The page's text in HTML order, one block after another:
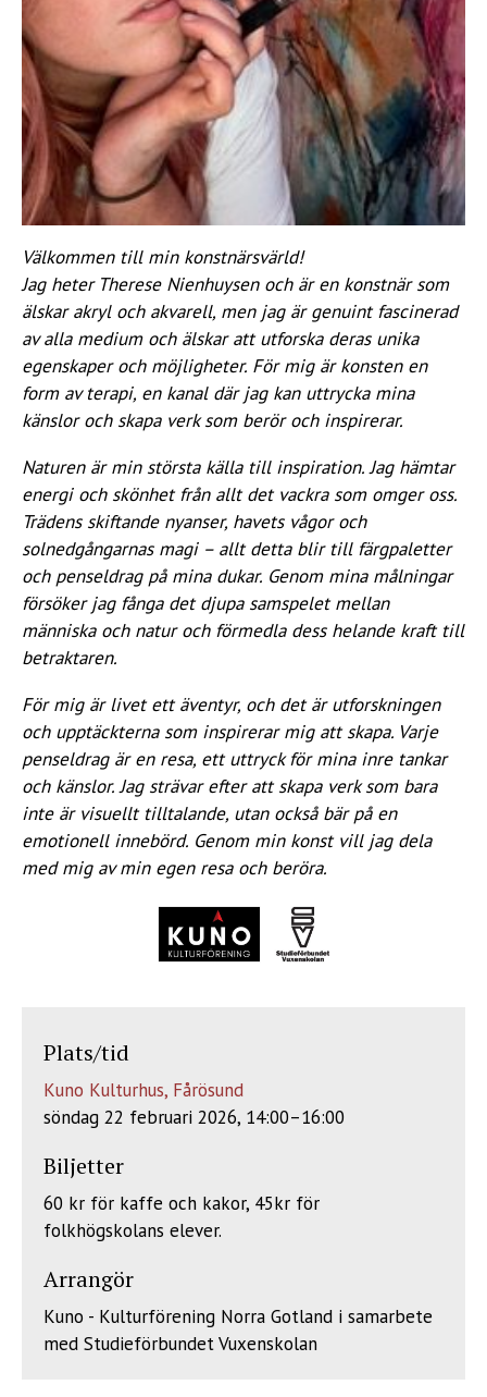
Välkommen till min konstnärsvärld!
Jag heter Therese Nienhuysen och är en konstnär som
älskar akryl och akvarell, men jag är genuint fascinerad
av alla medium och älskar att utforska deras unika
egenskaper och möjligheter. För mig är konsten en
form av terapi, en kanal där jag kan uttrycka mina
känslor och skapa verk som berör och inspirerar.
Naturen är min största källa till inspiration. Jag hämtar
energi och skönhet från allt det vackra som omger oss.
Trädens skiftande nyanser, havets vågor och
solnedgångarnas magi – allt detta blir till färgpaletter
och penseldrag på mina dukar. Genom mina målningar
försöker jag fånga det djupa samspelet mellan
människa och natur och förmedla dess helande kraft till
betraktaren.
För mig är livet ett äventyr, och det är utforskningen
och upptäckterna som inspirerar mig att skapa. Varje
penseldrag är en resa, ett uttryck för mina inre tankar
och känslor. Jag strävar efter att skapa verk som bara
inte är visuellt tilltalande, utan också bär på en
emotionell innebörd. Genom min konst vill jag dela
med mig av min egen resa och beröra.
Plats/tid
Kuno Kulturhus, Fårösund
söndag 22 februari 2026, 14:00–16:00
Biljetter
60 kr för kaffe och kakor, 45kr för
folkhögskolans elever.
Arrangör
Kuno - Kulturförening Norra Gotland i samarbete
med Studieförbundet Vuxenskolan